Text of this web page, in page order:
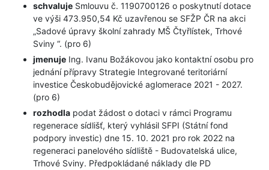
schvaluje Smlouvu č. 1190700126 o poskytnutí dotace
ve výši 473.950,54 Kč uzavřenou se SFŽP ČR na akci
„Sadové úpravy školní zahrady MŠ Čtyřlístek, Trhové
Sviny “. (pro 6)
jmenuje Ing. Ivanu Božákovou jako kontaktní osobu pro
jednání přípravy Strategie Integrované teritoriární
investice Českobudějovické aglomerace 2021 - 2027.
(pro 6)
rozhodla podat žádost o dotaci v rámci Programu
regenerace sídlišť, který vyhlásil SFPI (Státní fond
podpory investic) dne 15. 10. 2021 pro rok 2022 na
regeneraci panelového sídliště - Budovatelská ulice,
Trhové Sviny. Předpokládané náklady dle PD